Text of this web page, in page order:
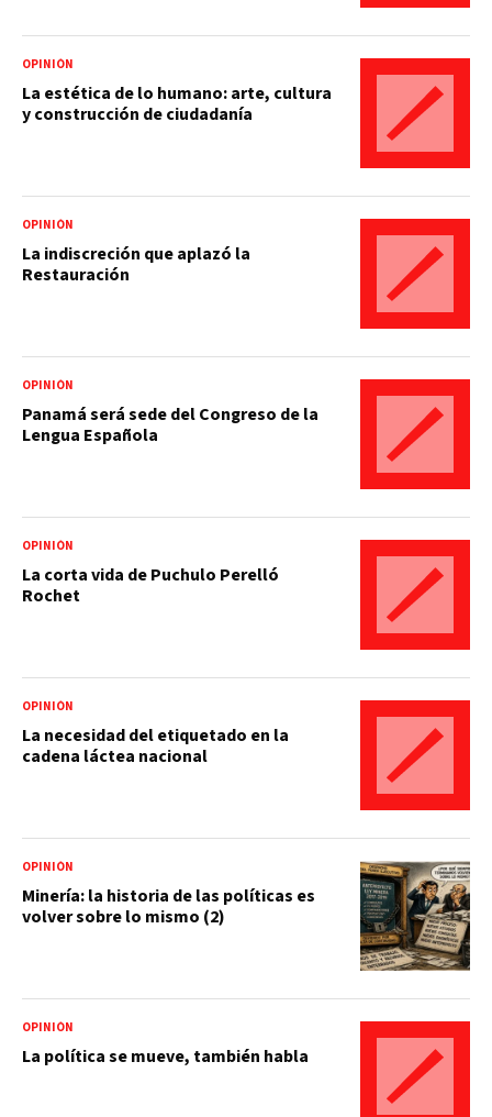
OPINIÓN
La estética de lo humano: arte, cultura
y construcción de ciudadanía
OPINIÓN
La indiscreción que aplazó la
Restauración
OPINIÓN
Panamá será sede del Congreso de la
Lengua Española
OPINIÓN
La corta vida de Puchulo Perelló
Rochet
OPINIÓN
La necesidad del etiquetado en la
cadena láctea nacional
OPINIÓN
Minería: la historia de las políticas es
volver sobre lo mismo (2)
OPINIÓN
La política se mueve, también habla